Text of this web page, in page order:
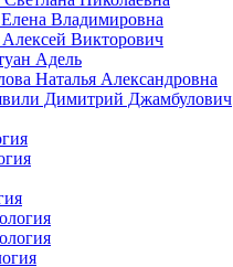
Владимировна
Викторович
Адель
Наталья Александровна
Димитрий Джамбулович